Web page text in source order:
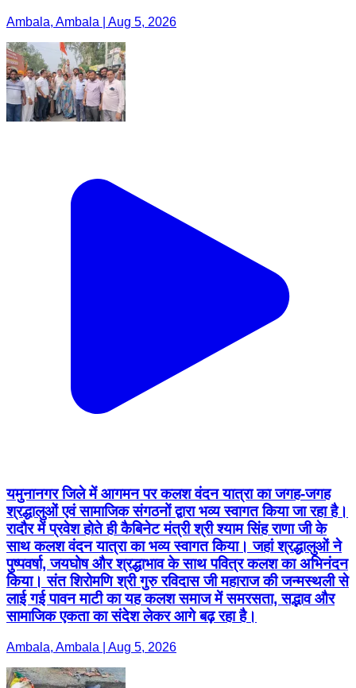
Ambala, Ambala | Aug 5, 2026
यमुनानगर जिले में आगमन पर कलश वंदन यात्रा का जगह-जगह
श्रद्धालुओं एवं सामाजिक संगठनों द्वारा भव्य स्वागत किया जा रहा है।
रादौर में प्रवेश होते ही कैबिनेट मंत्री श्री श्याम सिंह राणा जी के
साथ कलश वंदन यात्रा का भव्य स्वागत किया। जहां श्रद्धालुओं ने
पुष्पवर्षा, जयघोष और श्रद्धाभाव के साथ पवित्र कलश का अभिनंदन
किया। संत शिरोमणि श्री गुरु रविदास जी महाराज की जन्मस्थली से
लाई गई पावन माटी का यह कलश समाज में समरसता, सद्भाव और
सामाजिक एकता का संदेश लेकर आगे बढ़ रहा है।
Ambala, Ambala | Aug 5, 2026